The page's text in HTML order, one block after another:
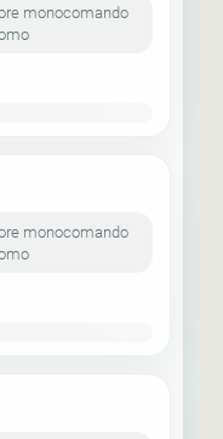
monocomando
monocomando